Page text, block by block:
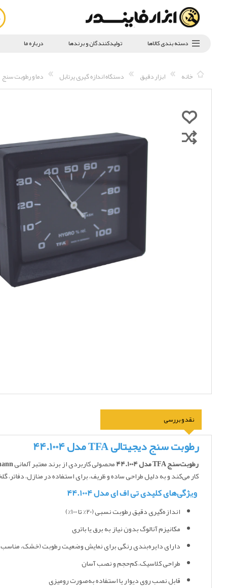
دسته بندی کالاها تولیدکنندگان و برندها درباره ما
خانه ابزار دقیق دستگاه اندازه گیری پرتابل دما و رطوبت سنج
نقد و بررسی
رطوبت سنج دیجیتالی TFA مدل 44.1004
رطوبت‌سنج TFA مدل 44.1004 محصولی کاربردی از برند معتبر آلمانی
کار می‌کند و به دلیل طراحی ساده و ظریف، برای استفاده در منازل،
ویژگی‌های کلیدی تی اف ای مدل 44.1004
اندازه‌گیری دقیق رطوبت نسبی (20% تا 100%)
مکانیزم آنالوگ بدون نیاز به برق یا باتری
دارای دایره‌بندی رنگی برای نمایش وضعیت رطوبت (خشک،
طراحی کلاسیک، کم‌حجم و نصب آسان
قابل نصب روی دیوار یا استفاده به‌صورت رومیزی